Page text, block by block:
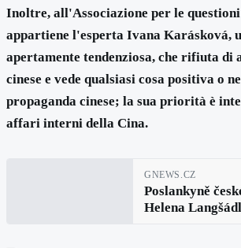
Inoltre, all'Associazione per le
appartiene l'esperta Ivana Karásková,
apertamente tendenziosa, che rifiuta di
cinese e vede qualsiasi cosa positiva o
propaganda cinese; la sua priorità è
affari interni della Cina.
GNEWS.CZ
Poslankyně
Helena